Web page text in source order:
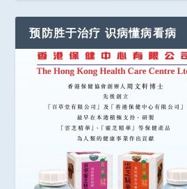
预防胜于治疗 识病懂病看病